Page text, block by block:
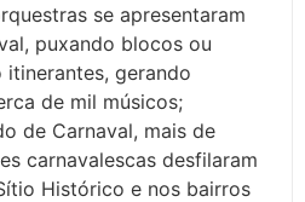
se apresentaram
puxando blocos ou
gerando
de mil músicos;
de Carnaval, mais de
carnavalescas desfilaram
Histórico e nos bairros